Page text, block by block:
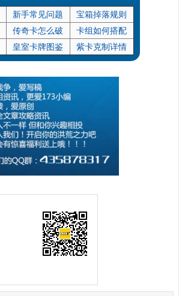
新手常见问题
宝箱掉落规则
传奇卡怎么破
卡组如何搭配
皇室卡牌图鉴 紫卡克制详情